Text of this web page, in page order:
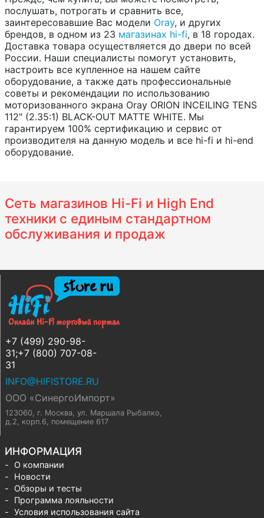
послушать, потрогать и сравнить все,
заинтересовавшие Вас модели Oray, и других
брендов, в одном из 23 магазинах hi-fi, в 18 городах.
Доставка товара осуществляется до двери по всей
России. Наши специалисты помогут установить,
настроить все купленное на нашем сайте
оборудование, а также дать профессиональные
советы и рекомендации по использованию
моторизованного экрана Oray ORION INCEILING TENS
112" (2.35:1) BLACK-OUT MATTE WHITE. Мы
гарантируем 100% сертификацию и сервис от
производителя на данную модель и все hi-fi и hi-end
оборудование.
Сеть магазинов Hi-Fi и High End
техники с единым стандартном
обслуживания и продаж
+7 (499) 290-98-
31;+7 (800) 707-08-
31
INFO@HIFISTORE.RU
ООО «СинергоИмпорт»
123060, г. Москва, ул. Маршала Рыбалко,
д.2, корп.6, помещение 617
ИНФОРМАЦИЯ
О компании
Новости
Обзоры и тесты
Программа лояльности
Условия использования сайта